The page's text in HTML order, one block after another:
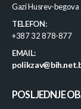
Gazi Husrev-
TELEFON:
+387 32 878-877
EMAIL:
POSLJEDNJE